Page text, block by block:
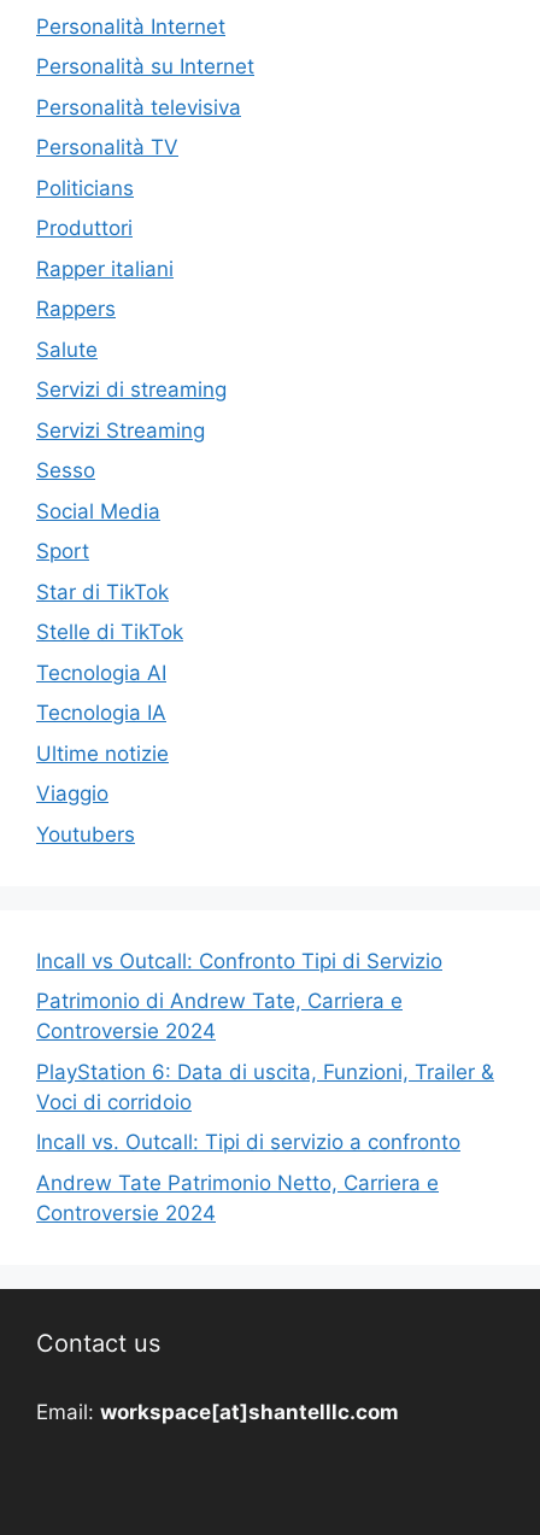
Personalità Internet
Personalità su Internet
Personalità televisiva
Personalità TV
Politicians
Produttori
Rapper italiani
Rappers
Salute
Servizi di streaming
Servizi Streaming
Sesso
Social Media
Sport
Star di TikTok
Stelle di TikTok
Tecnologia AI
Tecnologia IA
Ultime notizie
Viaggio
Youtubers
Incall vs Outcall: Confronto Tipi di Servizio
Patrimonio di Andrew Tate, Carriera e
Controversie 2024
PlayStation 6: Data di uscita, Funzioni, Trailer &
Voci di corridoio
Incall vs. Outcall: Tipi di servizio a confronto
Andrew Tate Patrimonio Netto, Carriera e
Controversie 2024
Contact us
Email: workspace[at]shantelllc.com